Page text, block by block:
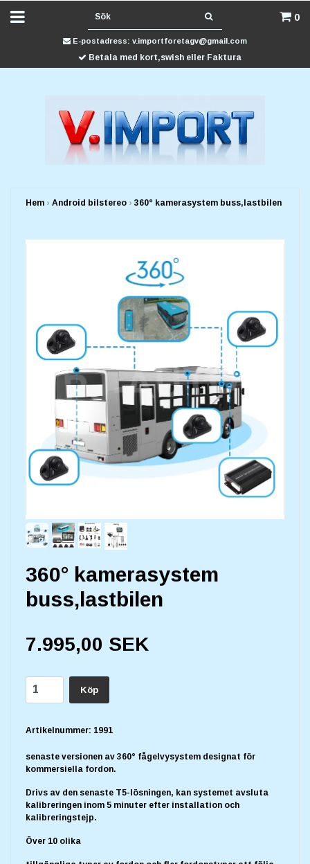
0
E-postadress: v.importforetagv@gmail.com
Betala med kort,swish eller Faktura
Hem › Android bilstereo › 360° kamerasystem buss,lastbilen
360° kamerasystem
buss,lastbilen
7.995,00 SEK
Köp
Artikelnummer: 1991
senaste versionen av 360° fågelvysystem designat för
kommersiella fordon.
Drivs av den senaste T5-lösningen, kan systemet avsluta
kalibreringen inom 5 minuter efter installation och
kalibreringstejp.
Över 10 olika